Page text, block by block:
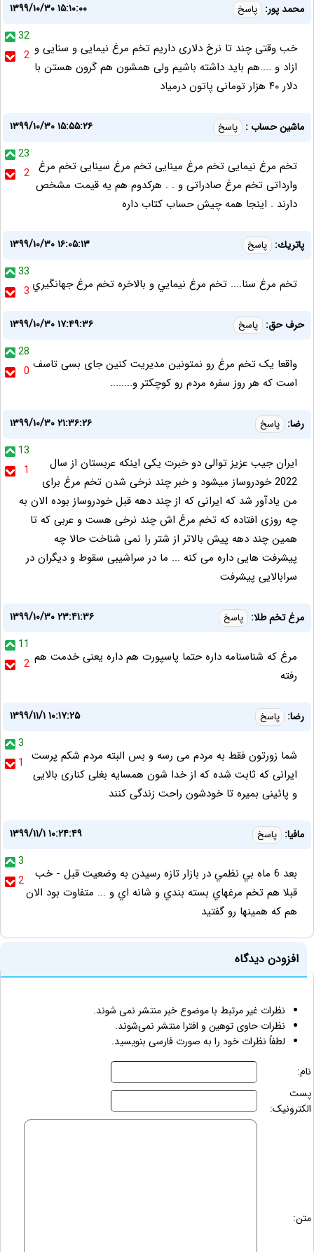
محمد پور: پاسخ
۱۳۹۹/۱۰/۳۰ ۱۵:۱۰:۰۰
32
2 خب وقتی چند تا نرخ دلاری داریم تخم مرغ نیمایی و سنایی و
ازاد و ....هم باید داشته باشیم ولی همشون هم گرون هستن با
دلار ۴۰ هزار تومانی پاتون درمیاد
ماشین حساب : پاسخ
۱۳۹۹/۱۰/۳۰ ۱۵:۵۵:۲۶
23
2 تخم مرغ نیمایی تخم مرغ مینایی تخم مرغ سینایی تخم مرغ
وارداتی تخم مرغ صادراتی و . . هرکدوم هم یه قیمت مشخص
دارند . اینجا همه چیش حساب کتاب داره
پاتريك: پاسخ
۱۳۹۹/۱۰/۳۰ ۱۶:۰۵:۱۳
33
3 تخم مرغ سنا.... تخم مرغ نيمايي و بالاخره تخم مرغ جهانگيري
حرف حق: پاسخ
۱۳۹۹/۱۰/۳۰ ۱۷:۴۹:۳۶
28
0 واقعا یک تخم مرغ رو نمتونین مدیریت کنین جای بسی تاسف
است که هر روز سفره مردم رو کوچکتر و........
رضا: پاسخ
۱۳۹۹/۱۰/۳۰ ۲۱:۳۶:۲۶
13
1
ایران جیب عزیز توالی دو خبرت یکی اینکه عربستان از سال
2022 خودروساز میشود و خبر چند نرخی شدن تخم مرغ برای
من یادآور شد که ایرانی که از چند دهه قبل خودروساز بوده الان به
چه روزی افتاده که تخم مرغ اش چند نرخی هست و عربی که تا
همین چند دهه پیش بالاتر از شتر را نمی شناخت حالا چه
پیشرفت هایی داره می کنه ... ما در سراشیبی سقوط و دیگران در
سرابالایی پیشرفت
مرغ تخم طلا: پاسخ
۱۳۹۹/۱۰/۳۰ ۲۳:۴۱:۳۶
11
2 مرغ که شناسنامه داره حتما پاسپورت هم داره یعنی خدمت هم
رفته
رضا: پاسخ
۱۳۹۹/۱۱/۱ ۱۰:۱۷:۲۵
3
1
شما زورتون فقط به مردم می رسه و بس البته مردم شکم پرست
ایرانی که ثابت شده که از خدا شون همسایه بغلی کناری بالایی
و پائینی بمیره تا خودشون راحت زندگی کنند
مافيا: پاسخ
۱۳۹۹/۱۱/۱ ۱۰:۲۴:۴۹
3
2
بعد 6 ماه بي نظمي در بازار تازه رسيدن به وضعيت قبل - خب
قبلا هم تخم مرغهاي بسته بندي و شانه اي و ... متفاوت بود الان
هم كه همينها رو گفتيد
افزودن دیدگاه
نظرات غیر مرتبط با موضوع خبر منتشر نمی شوند.
نظرات حاوی توهین و افترا منتشر نمی‌شوند.
لطفاً نظرات خود را به صورت فارسی بنویسید.
نام:
پست
الکترونیک:
متن: